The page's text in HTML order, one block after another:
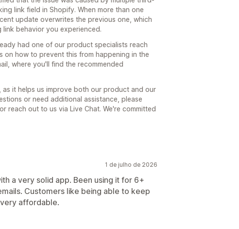
link field in Shopify. When more than one
update overwrites the previous one, which
behavior you experienced.
had one of our product specialists reach
how to prevent this from happening in the
where you'll find the recommended
it helps us improve both our product and our
or need additional assistance, please
reach out to us via Live Chat. We're committed
1 de julho de 2026
a very solid app. Been using it for 6+
Customers like being able to keep
affordable.